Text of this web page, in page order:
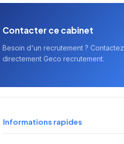
Contacter ce cabinet
Besoin d'un recrutement ? Contactez
directement Geco recrutement.
Informations rapides